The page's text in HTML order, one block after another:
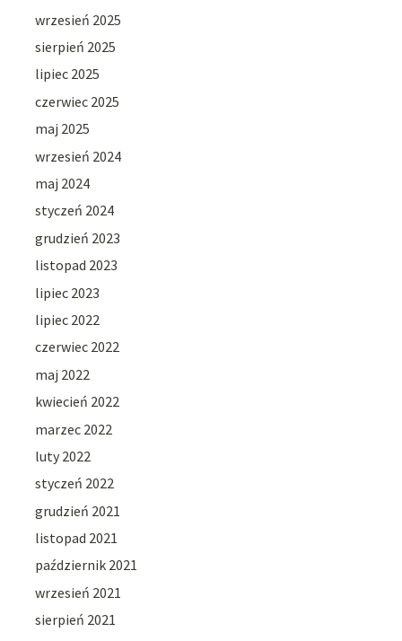
wrzesień 2025
sierpień 2025
lipiec 2025
czerwiec 2025
maj 2025
wrzesień 2024
maj 2024
styczeń 2024
grudzień 2023
listopad 2023
lipiec 2023
lipiec 2022
czerwiec 2022
maj 2022
kwiecień 2022
marzec 2022
luty 2022
styczeń 2022
grudzień 2021
listopad 2021
październik 2021
wrzesień 2021
sierpień 2021